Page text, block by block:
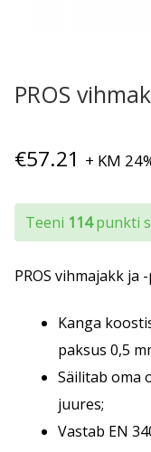
PROS
€57.21 + KM
Teeni 114punkti
PROS vihmajakk ja
Kanga
paksus 0,5
Säilitab oma
juures;
Vastab EN